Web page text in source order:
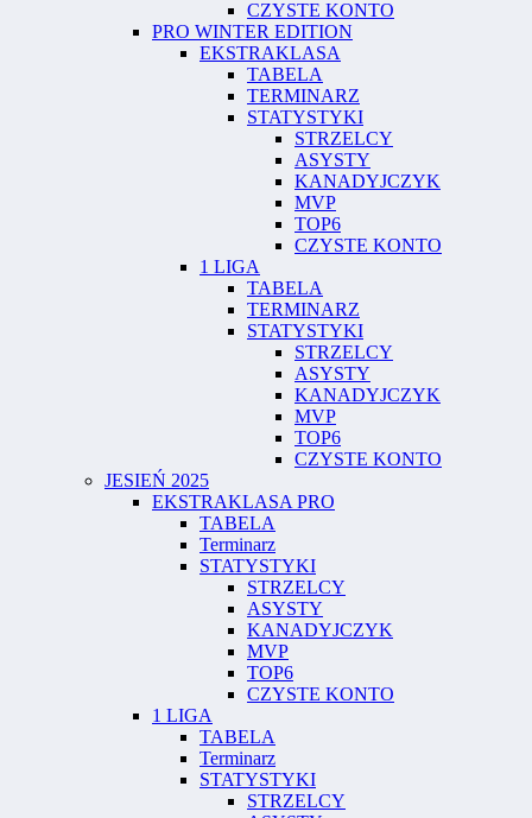
CZYSTE KONTO
PRO WINTER EDITION
EKSTRAKLASA
TABELA
TERMINARZ
STATYSTYKI
STRZELCY
ASYSTY
KANADYJCZYK
MVP
TOP6
CZYSTE KONTO
1 LIGA
TABELA
TERMINARZ
STATYSTYKI
STRZELCY
ASYSTY
KANADYJCZYK
MVP
TOP6
CZYSTE KONTO
JESIEŃ 2025
EKSTRAKLASA PRO
TABELA
Terminarz
STATYSTYKI
STRZELCY
ASYSTY
KANADYJCZYK
MVP
TOP6
CZYSTE KONTO
1 LIGA
TABELA
Terminarz
STATYSTYKI
STRZELCY